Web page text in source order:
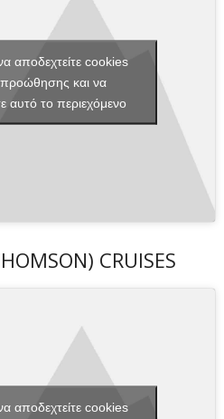
αποδεχτείτε cookies
και να
αυτό το περιεχόμενο
CRUISES
αποδεχτείτε cookies